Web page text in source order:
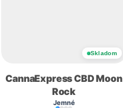
Skladom
CannaExpress CBD Moon
Rock
Jemné